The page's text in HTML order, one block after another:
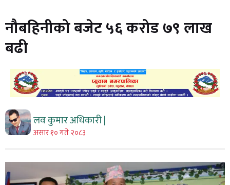
नौबहिनीको बजेट ५६ करोड ७९ लाख
बढी
लव कुमार अधिकारी |
असार १० गते २०८३